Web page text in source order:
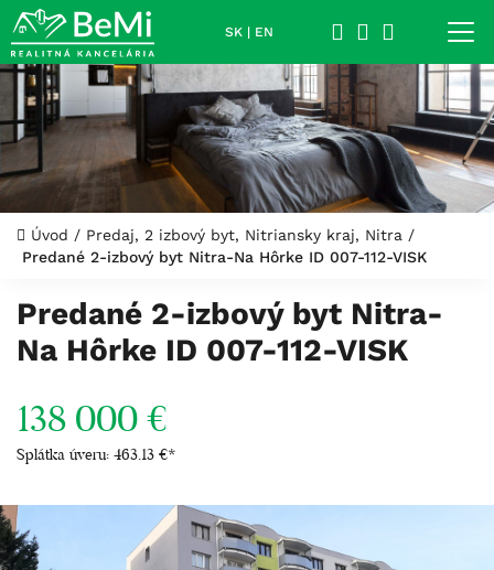
SK | EN
Úvod / Predaj, 2 izbový byt, Nitriansky kraj, Nitra /
Predané 2-izbový byt Nitra-Na Hôrke ID 007-112-VISK
Predané 2-izbový byt Nitra-
Na Hôrke ID 007-112-VISK
138 000 €
Splátka úveru: 463.13 €*